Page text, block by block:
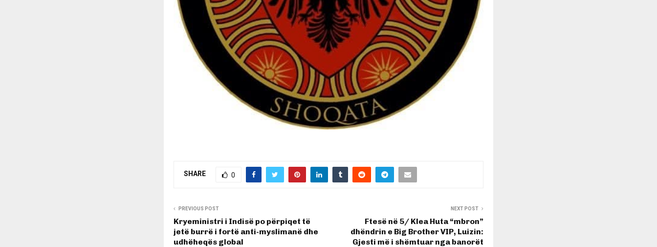
SHARE 0
PREVIOUS POST
Kryeministri i Indisë po përpiqet të
jetë burrë i fortë anti-myslimanë dhe
udhëheqës global
NEXT POST
Ftesë në 5/ Klea Huta “mbron”
dhëndrin e Big Brother VIP, Luizin:
Gjesti më i shëmtuar nga banorët